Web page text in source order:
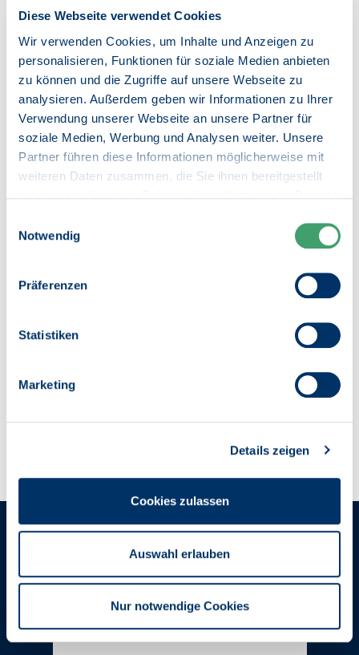
Diese Webseite verwendet Cookies
Wir verwenden Cookies, um Inhalte und Anzeigen zu
personalisieren, Funktionen für soziale Medien anbieten
zu können und die Zugriffe auf unsere Webseite zu
analysieren. Außerdem geben wir Informationen zu Ihrer
Verwendung unserer Webseite an unsere Partner für
soziale Medien, Werbung und Analysen weiter. Unsere
Partner führen diese Informationen möglicherweise mit
weiteren Daten zusammen, die Sie ihnen bereitgestellt
Weitere Informationen finden Sie in
Notwendig
Präferenzen
Statistiken
Marketing
Details zeigen
Cookies zulassen
Auswahl erlauben
Nur notwendige Cookies
KfW Bankengruppe
Niederlassung Berlin
Charlottenstraße 33/33a
10117 Berlin
Telefon: 030 202640
Fax: 069 74312944
Hochstraße 2
Tel. 069 21070
E-Mail:
Sprechzeiten Kostenfreie
Hotline